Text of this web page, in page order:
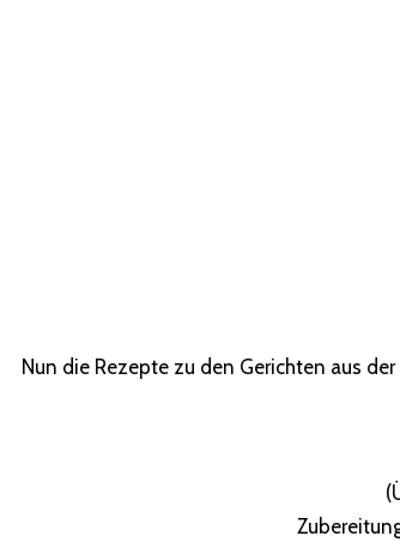
Nun die Rezepte zu den Gerichten aus